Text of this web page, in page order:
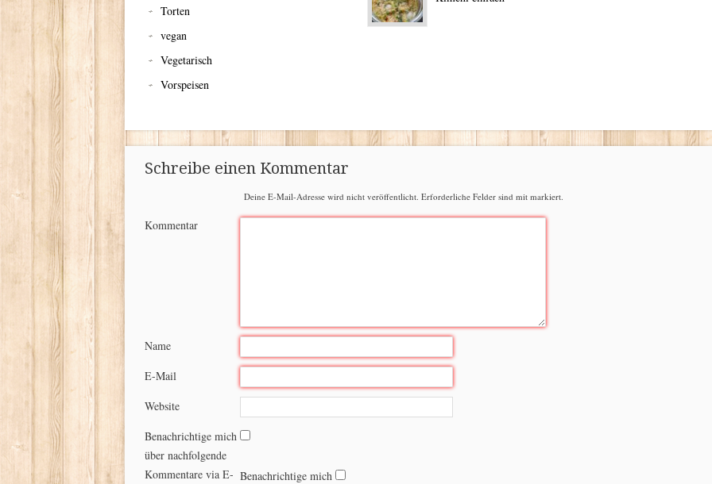
Torten
vegan
Vegetarisch
Vorspeisen
Schreibe einen Kommentar
Deine E-Mail-Adresse wird nicht veröffentlicht. Erforderliche Felder sind mit markiert.
Kommentar
Name
E-Mail
Website
Benachrichtige mich
über nachfolgende
Kommentare via E- Benachrichtige mich